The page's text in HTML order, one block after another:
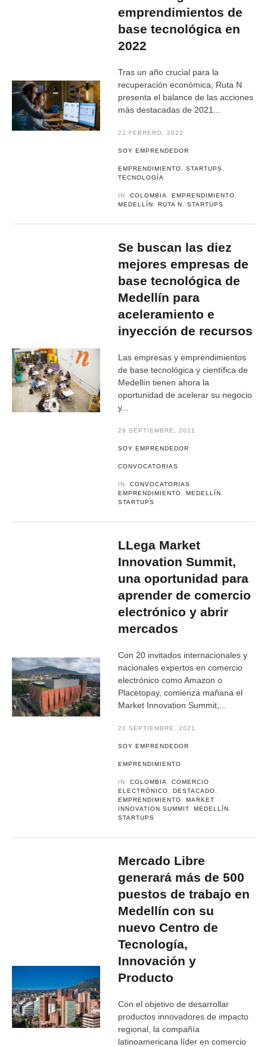
emprendimientos de
base tecnológica en
2022
Tras un año crucial para la
recuperación económica, Ruta N
presenta el balance de las acciones
más destacadas de 2021...
21 FEBRERO, 2022
SOY EMPRENDEDOR
EMPRENDIMIENTO ,STARTUPS
TECNOLOGÍA
IN:COLOMBIA ,EMPRENDIMIENTO
MEDELLÍN
,RUTA N ,STARTUPS
Se buscan las diez
mejores empresas de
base tecnológica de
Medellín para
aceleramiento e
inyección de recursos
Las empresas y emprendimientos
de base tecnológica y científica de
Medellín tienen ahora la
oportunidad de acelerar su negocio
y...
29 SEPTIEMBRE, 2021
SOY EMPRENDEDOR
CONVOCATORIAS
IN:CONVOCATORIAS
EMPRENDIMIENTO
,MEDELLÍN
STARTUPS
LLega Market
Innovation Summit,
una oportunidad para
aprender de comercio
electrónico y abrir
mercados
Con 20 invitados internacionales y
nacionales expertos en comercio
electrónico como Amazon o
Placetopay, comienza mañana el
Market Innovation Summit,...
21 SEPTIEMBRE, 2021
SOY EMPRENDEDOR
EMPRENDIMIENTO
IN:COLOMBIA ,COMERCIO
ELECTRÓNICO
,DESTACADO
EMPRENDIMIENTO
,MARKET
INNOVATION SUMMIT ,MEDELLÍN
STARTUPS
Mercado Libre
generará más de 500
puestos de trabajo en
Medellín con su
nuevo Centro de
Tecnología,
Innovación y
Producto
Con el objetivo de desarrollar
productos innovadores de impacto
regional, la compañía
latinoamericana líder en comercio